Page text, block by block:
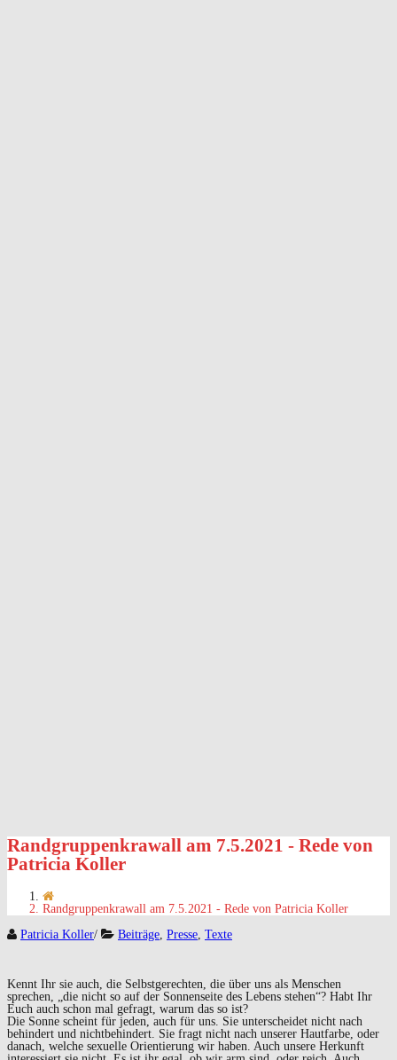
Randgruppenkrawall am 7.5.2021 - Rede von
Patricia Koller
Randgruppenkrawall am 7.5.2021 - Rede von Patricia Koller
Patricia Koller/ Beiträge Presse Texte
Kennt Ihr sie auch, die Selbstgerechten, die über uns als Menschen
sprechen, „die nicht so auf der Sonnenseite des Lebens stehen“? Habt Ihr
Euch auch schon mal gefragt, warum das so ist?
Die Sonne scheint für jeden, auch für uns. Sie unterscheidet nicht nach
behindert und nichtbehindert. Sie fragt nicht nach unserer Hautfarbe, oder
danach, welche sexuelle Orientierung wir haben. Auch unsere Herkunft